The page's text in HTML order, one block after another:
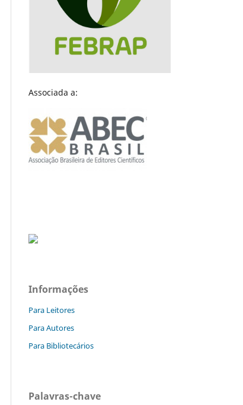
Associada a:
Informações
Para Leitores
Para Autores
Para Bibliotecários
Palavras-chave